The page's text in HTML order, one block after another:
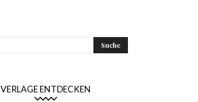
VERLAGE ENTDECKEN